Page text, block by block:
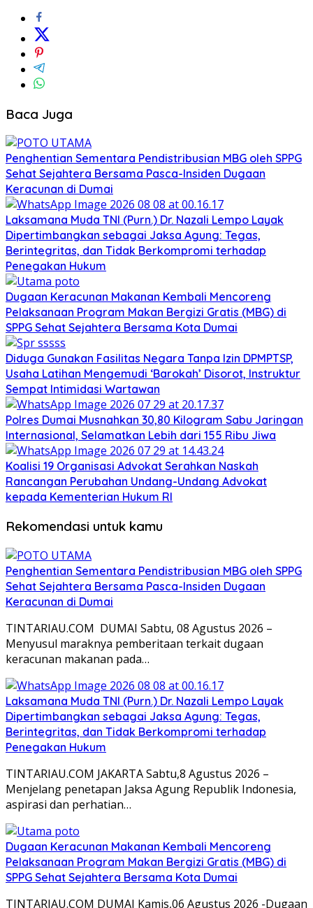
Baca Juga
Penghentian Sementara Pendistribusian MBG oleh SPPG
Sehat Sejahtera Bersama Pasca-Insiden Dugaan
Keracunan di Dumai
Laksamana Muda TNI (Purn.) Dr. Nazali Lempo Layak
Dipertimbangkan sebagai Jaksa Agung: Tegas,
Berintegritas, dan Tidak Berkompromi terhadap
Penegakan Hukum
Dugaan Keracunan Makanan Kembali Mencoreng
Pelaksanaan Program Makan Bergizi Gratis (MBG) di
SPPG Sehat Sejahtera Bersama Kota Dumai
Diduga Gunakan Fasilitas Negara Tanpa Izin DPMPTSP,
Usaha Latihan Mengemudi ‘Barokah’ Disorot, Instruktur
Sempat Intimidasi Wartawan
Polres Dumai Musnahkan 30,80 Kilogram Sabu Jaringan
Internasional, Selamatkan Lebih dari 155 Ribu Jiwa
Koalisi 19 Organisasi Advokat Serahkan Naskah
Rancangan Perubahan Undang-Undang Advokat
kepada Kementerian Hukum RI
Rekomendasi untuk kamu
Penghentian Sementara Pendistribusian MBG oleh SPPG
Sehat Sejahtera Bersama Pasca-Insiden Dugaan
Keracunan di Dumai
TINTARIAU.COM DUMAI Sabtu, 08 Agustus 2026 –
Menyusul maraknya pemberitaan terkait dugaan
keracunan makanan pada…
Laksamana Muda TNI (Purn.) Dr. Nazali Lempo Layak
Dipertimbangkan sebagai Jaksa Agung: Tegas,
Berintegritas, dan Tidak Berkompromi terhadap
Penegakan Hukum
TINTARIAU.COM JAKARTA Sabtu,8 Agustus 2026 –
Menjelang penetapan Jaksa Agung Republik Indonesia,
aspirasi dan perhatian…
Dugaan Keracunan Makanan Kembali Mencoreng
Pelaksanaan Program Makan Bergizi Gratis (MBG) di
SPPG Sehat Sejahtera Bersama Kota Dumai
TINTARIAU.COM DUMAI Kamis,06 Agustus 2026 -Dugaan